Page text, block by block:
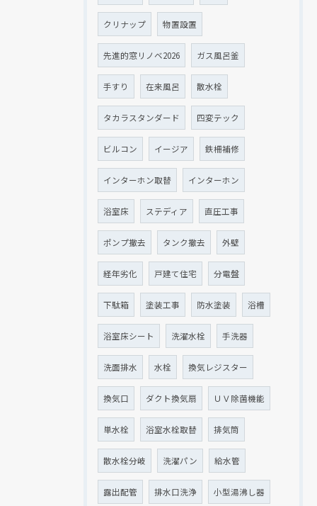
クリナップ 物置設置
先進的窓リノベ2026 ガス風呂釜
手すり 在来風呂 散水栓
タカラスタンダード 四変テック
ビルコン イージア 鉄柵補修
インターホン取替 インターホン
浴室床 ステディア 直圧工事
ポンプ撤去 タンク撤去 外壁
経年劣化 戸建て住宅 分電盤
下駄箱 塗装工事 防水塗装 浴槽
浴室床シート 洗濯水栓 手洗器
洗面排水 水栓 換気レジスター
換気口 ダクト換気扇 ＵＶ除菌機能
単水栓 浴室水栓取替 排気筒
散水栓分岐 洗濯パン 給水管
露出配管 排水口洗浄 小型湯沸し器